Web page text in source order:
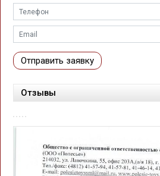
Отправить заявку
Отзывы